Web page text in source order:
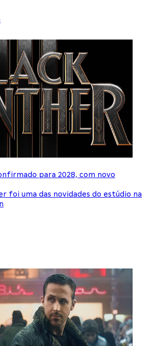
para 2028, com novo
foi uma das novidades do estúdio na